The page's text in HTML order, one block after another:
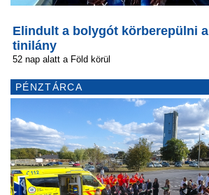
Elindult a bolygót körberepülni a
tinilány
52 nap alatt a Föld körül
PÉNZTÁRCA